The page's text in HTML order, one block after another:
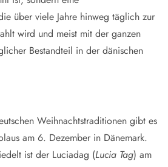
über viele Jahre hinweg täglich zur
wird und meist mit der ganzen
Bestandteil in der dänischen
Weihnachtstraditionen gibt es
am 6. Dezember in Dänemark.
ist der Luciadag (Lucia Tag) am